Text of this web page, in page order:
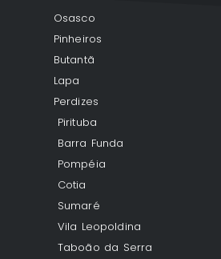
Osasco
Pinheiros
Butantã
Lapa
Perdizes
Pirituba
Barra Funda
Pompéia
Cotia
Sumaré
Vila Leopoldina
Taboão da Serra